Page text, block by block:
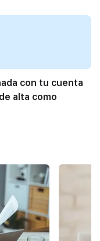
con tu cuenta
alta como